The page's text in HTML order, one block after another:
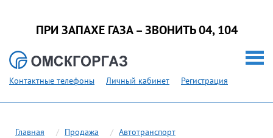
ПРИ ЗАПАХЕ ГАЗА – ЗВОНИТЬ 04, 104
Контактные телефоны Личный кабинет Регистрация
Главная Продажа
Автотранспорт